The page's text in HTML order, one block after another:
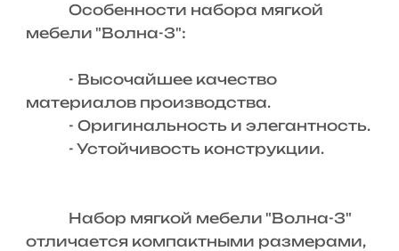
Особенности набора мягкой
мебели "Волна-3":
- Высочайшее качество
материалов производства.
- Оригинальность и элегантность.
- Устойчивость конструкции.
Набор мягкой мебели "Волна-3"
отличается компактными размерами,